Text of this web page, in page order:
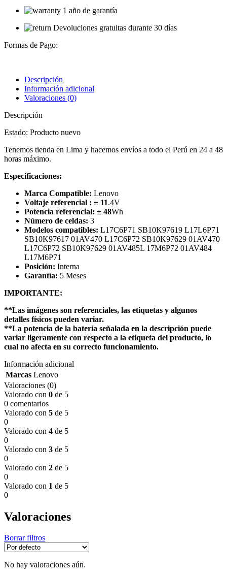
1 año de garantía
Devoluciones gratuitas durante 30 días
Formas de Pago:
Descripción
Información adicional
Valoraciones (0)
Descripción
Estado: Producto nuevo
Tenemos tienda en Lima y hacemos envíos a todo el Perú en 24 a 48
horas máximo.
Especificaciones:
Marca Compatible: Lenovo
Voltaje referencial : ± 11.4V
Potencia referencial: ± 48Wh
Número de celdas: 3
Modelos compatibles: L17C6P71 SB10K97619 L17L6P71
SB10K97617 01AV470 L17C6P72 SB10K97629 01AV470
L17C6P72 SB10K97629 01AV485L 17M6P72 01AV484
L17M6P71
Posición: Interna
Garantía: 5 Meses
IMPORTANTE:
**Las imágenes son referenciales, las etiquetas y algunos
detalles físicos pueden variar.
**La potencia de la batería señalada en la descripción puede
variar ligeramente con respecto a la etiqueta del producto, lo
cual no afecta en su correcto funcionamiento.
Información adicional
Marcas Lenovo
Valoraciones (0)
Valorado con 0 de 5
0 comentarios
Valorado con 5 de 5
0
Valorado con 4 de 5
0
Valorado con 3 de 5
0
Valorado con 2 de 5
0
Valorado con 1 de 5
0
Valoraciones
Borrar filtros
No hay valoraciones aún.